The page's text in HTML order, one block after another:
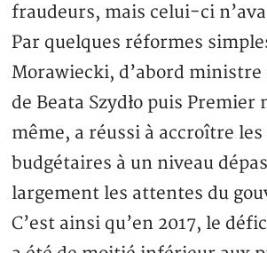
fraudeurs, mais celui-ci
Par quelques réformes
Morawiecki, d’abord ministre
de Beata Szydło puis
même, a réussi à accroître
budgétaires à un niveau
largement les attentes du
C’est ainsi qu’en 2017, le